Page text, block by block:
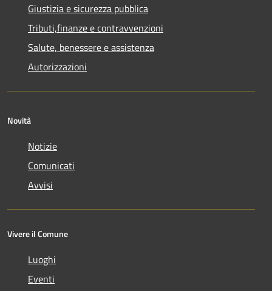
Giustizia e sicurezza pubblica
Tributi,finanze e contravvenzioni
Salute, benessere e assistenza
Autorizzazioni
Novità
Notizie
Comunicati
Avvisi
Vivere il Comune
Luoghi
Eventi